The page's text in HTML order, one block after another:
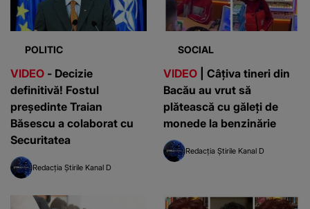
POLITIC
VIDEO - Decizie
definitivă! Fostul
preşedinte Traian
Băsescu a colaborat cu
Securitatea
Redacția Știrile Kanal D
SOCIAL
VIDEO | Câțiva tineri din
Bacău au vrut să
plătească cu găleți de
monede la benzinărie
Redacția Știrile Kanal D